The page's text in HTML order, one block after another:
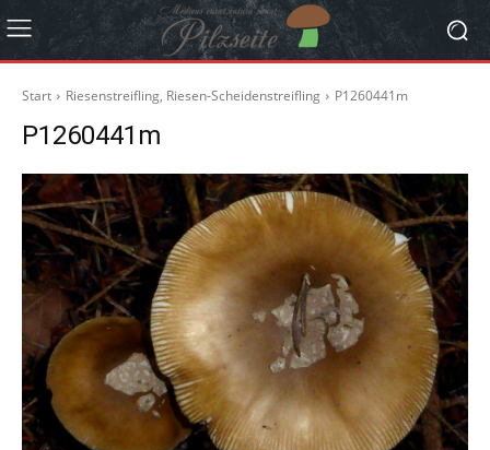
Start Riesenstreifling, Riesen-Scheidenstreifling P1260441m
P1260441m